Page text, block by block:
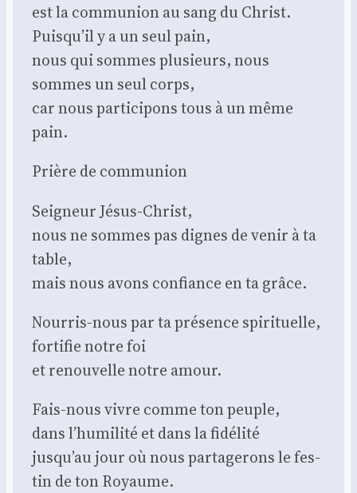
est la com­mu­nion au sang du Christ.
Puisqu’il y a un seul pain,
nous qui sommes plu­sieurs, nous
sommes un seul corps,
car nous par­ti­ci­pons tous à un même
pain.
Prière de com­mu­nion
Sei­gneur Jésus-Christ,
nous ne sommes pas dignes de venir à ta
table,
mais nous avons confiance en ta grâce.
Nour­ris-nous par ta pré­sence spi­ri­tuelle,
for­ti­fie notre foi
et renou­velle notre amour.
Fais-nous vivre comme ton peuple,
dans l’humilité et dans la fidé­li­té
jusqu’au jour où nous par­ta­ge­rons le fes­
tin de ton Royaume.